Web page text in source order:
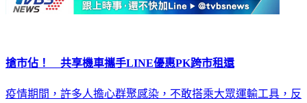
搶市佔！ 共享機車攜手LINE優惠PK跨市租還
疫情期間，許多人擔心群聚感染，不敢搭乘大眾運輸工具，反